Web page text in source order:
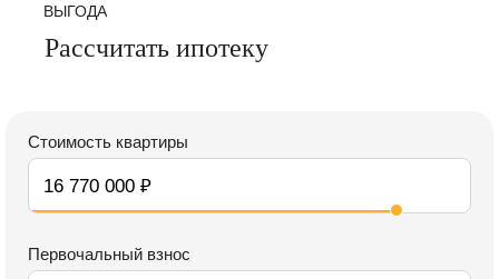
ВЫГОДА
Рассчитать ипотеку
Стоимость квартиры
Первочальный взнос